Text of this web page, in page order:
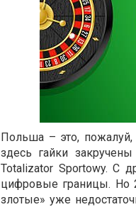
Польша – это,
здесь гайки
Totalizator Sportowy. С
цифровые границы. Но
злотые» уже